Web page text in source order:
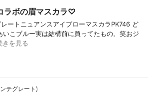
ラボの眉マスカラ♡
ートニュアンスアイブローマスカラPK746 ど
こブルー実は結構前に買ってたもの。笑おジ
きを見る
テグレート)